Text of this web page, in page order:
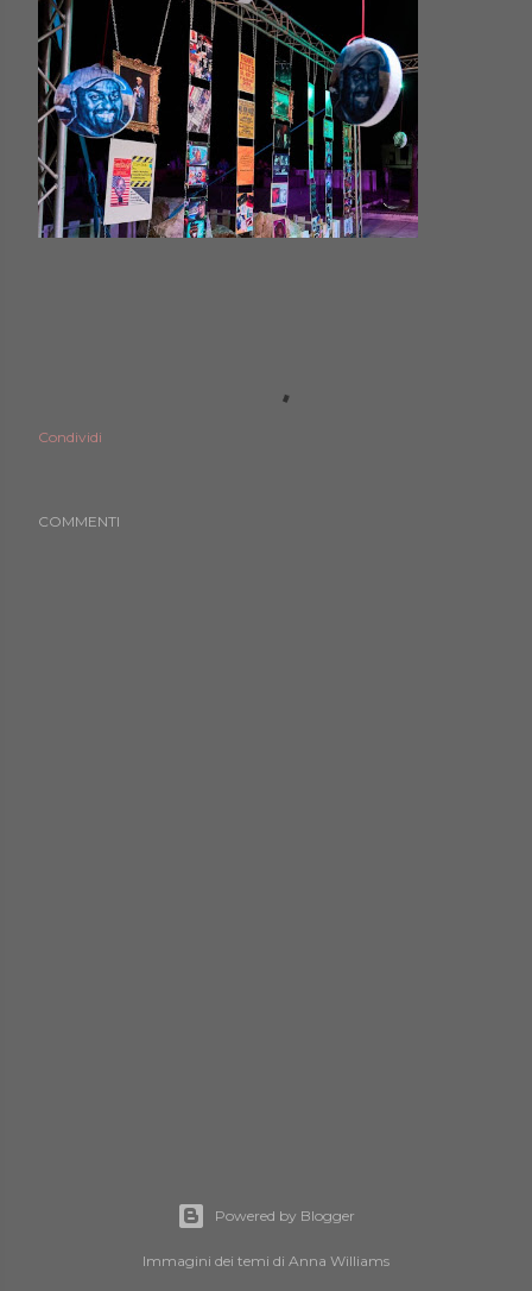
Condividi
COMMENTI
Powered by Blogger
Immagini dei temi di Anna Williams